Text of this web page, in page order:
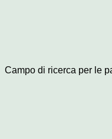
Campo di ricerca per le